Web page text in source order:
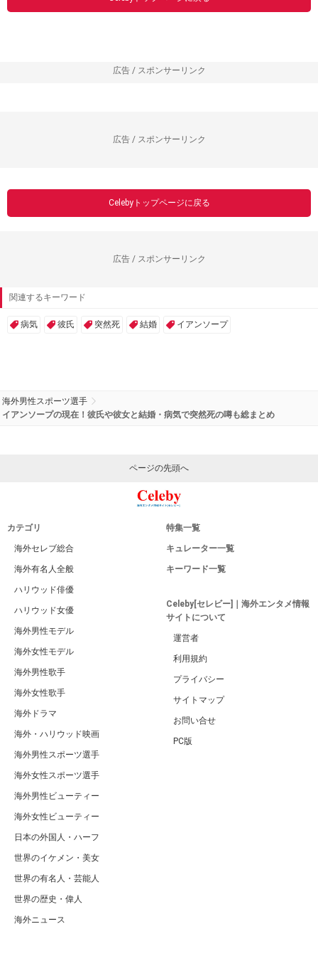
広告 / スポンサーリンク
広告 / スポンサーリンク
Celebyトップページに戻る
広告 / スポンサーリンク
関連するキーワード
病気 彼氏 突然死 結婚 イアンソープ
海外男性スポーツ選手
イアンソープの現在！彼氏や彼女と結婚・病気で突然死の噂も総まとめ
ページの先頭へ
カテゴリ
海外セレブ総合
海外有名人全般
ハリウッド俳優
ハリウッド女優
海外男性モデル
海外女性モデル
海外男性歌手
海外女性歌手
海外ドラマ
海外・ハリウッド映画
海外男性スポーツ選手
海外女性スポーツ選手
海外男性ビューティー
海外女性ビューティー
日本の外国人・ハーフ
世界のイケメン・美女
世界の有名人・芸能人
世界の歴史・偉人
海外ニュース
特集一覧
キュレーター一覧
キーワード一覧
Celeby[セレビー]｜海外エンタメ情報
サイトについて
運営者
利用規約
プライバシー
サイトマップ
お問い合せ
PC版